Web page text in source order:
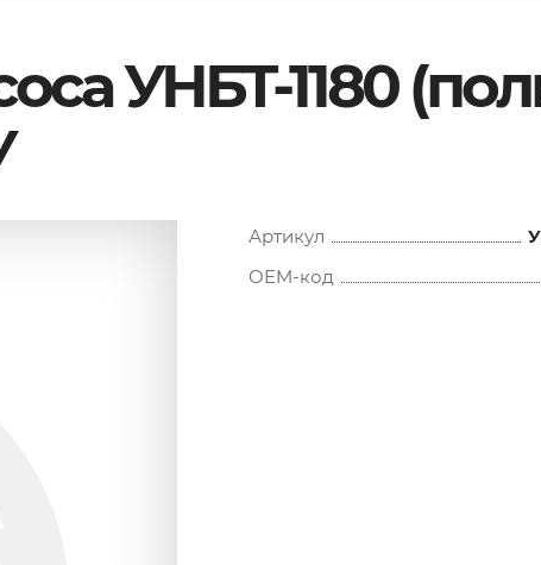
УНБТ-1180
Артикул
OEM-код